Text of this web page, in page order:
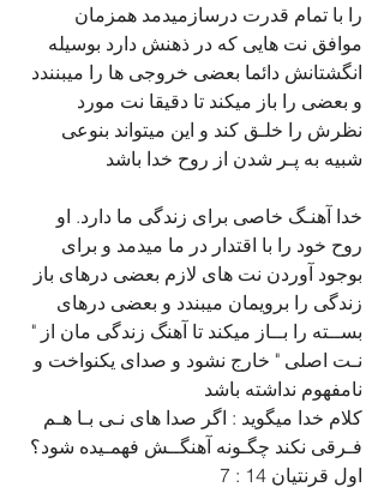
را با تمام قدرت درسازمیدمد همزمان
موافق نت هایی که در ذهنش دارد بوسیله
انگشتانش دائما بعضی خروجی ها را میبنندد
و بعضی را باز میکند تا دقیقا نت مورد
نظرش را خلـق کند و این میتواند بنوعی
شبیه به پـر شدن از روح خدا باشد
خدا آهنـگ خاصی برای زندگی ما دارد. او
روح خود را با اقتدار در ما میدمد و برای
بوجود آوردن نت های لازم بعضی درهای باز
زندگی را برویمان میبندد و بعضی درهای
بســته را بــاز میکند تا آهنگ زندگی مان از "
نـت اصلی " خارج نشود و صدای یکنواخت و
نامفهوم نداشته باشد
کلام خدا میگوید : اگر صدا های نـی بـا هـم
فـرقی نکند چگـونه آهنگــش فهمـیده شود؟
اول قرنتیان 14 : 7